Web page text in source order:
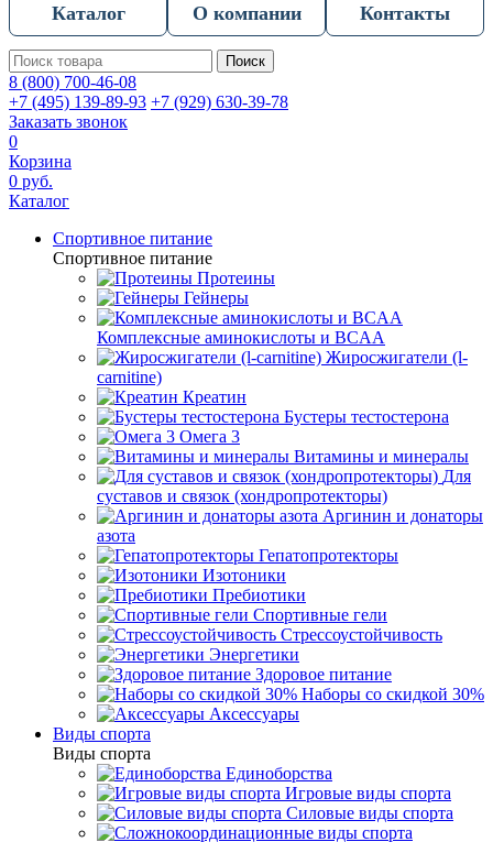
Каталог О компании Контакты
Поиск
8 (800) 700-46-08
+7 (495) 139-89-93 +7 (929) 630-39-78
Заказать звонок
0
Корзина
0 руб.
Каталог
Спортивное питание
Спортивное питание
Протеины
Гейнеры
Комплексные аминокислоты и BCAA
Жиросжигатели (l-
carnitine)
Креатин
Бустеры тестостерона
Омега 3
Витамины и минералы
Для
суставов и связок (хондропротекторы)
Аргинин и донаторы
азота
Гепатопротекторы
Изотоники
Пребиотики
Спортивные гели
Стрессоустойчивость
Энергетики
Здоровое питание
Наборы со скидкой 30%
Аксессуары
Виды спорта
Виды спорта
Единоборства
Игровые виды спорта
Силовые виды спорта